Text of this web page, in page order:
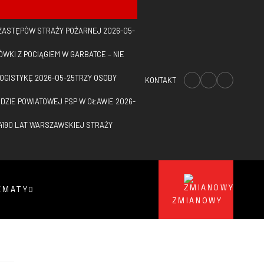
STRAŻY POŻARNEJ 2026-05-
Z POCIĄGIEM W GARBATCE – NIE
2026-05-25TRZY OSOBY
POWIATOWEJ PSP W OŁAWIE 2026-
190 LAT WARSZAWSKIEJ STRAŻY
KONTAKT
ZMIANOWY